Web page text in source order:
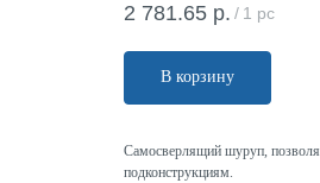
2 781.65 р. / 1 pc
В корзину
Самосверлящий шуруп,
подконструкциям.